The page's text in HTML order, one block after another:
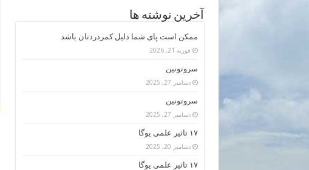
آخرین نوشته ها
ممکن است پای شما دلیل کمردردتان باشد
فوریه 21, 2026
سروتونین
دسامبر 27, 2025
سروتونین
دسامبر 27, 2025
۱۷ تاثیر علمی یوگا
دسامبر 20, 2025
۱۷ تاثیر علمی یوگا